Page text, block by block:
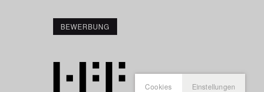
BEWERBUNG
Cookies Einstellungen